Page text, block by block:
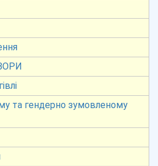
та гендерно зумовленому